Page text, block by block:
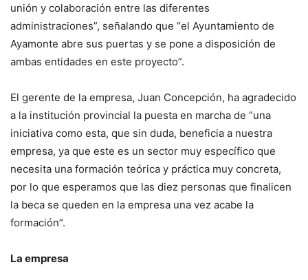
unión y colaboración entre las diferentes
administraciones”, señalando que “el Ayuntamiento de
Ayamonte abre sus puertas y se pone a disposición de
ambas entidades en este proyecto”.
El gerente de la empresa, Juan Concepción, ha agradecido
a la institución provincial la puesta en marcha de “una
iniciativa como esta, que sin duda, beneficia a nuestra
empresa, ya que este es un sector muy específico que
necesita una formación teórica y práctica muy concreta,
por lo que esperamos que las diez personas que finalicen
la beca se queden en la empresa una vez acabe la
formación”.
La empresa